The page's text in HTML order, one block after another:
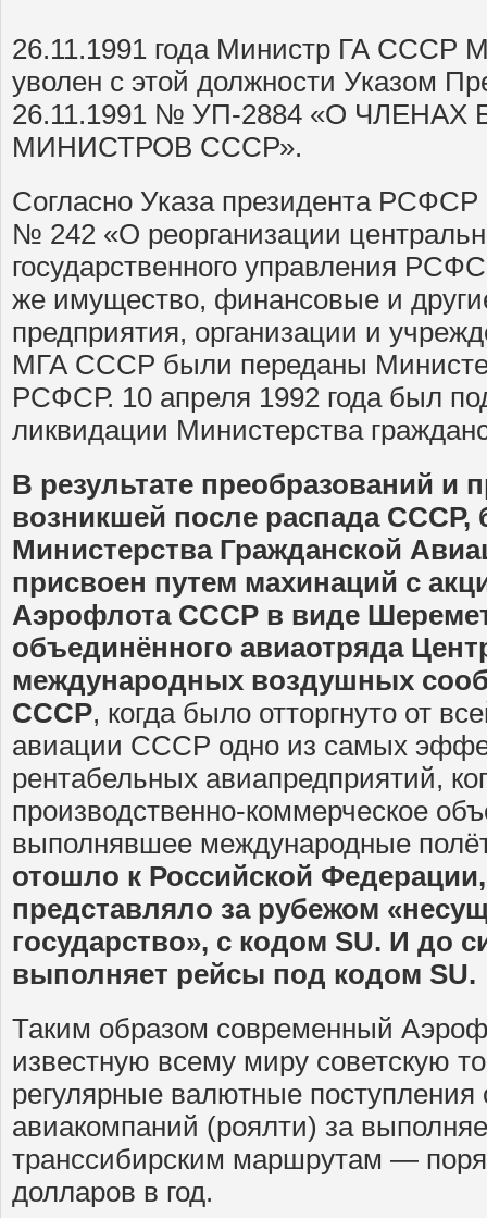
26.11.1991 года Министр ГА СССР
уволен с этой должности Указом
26.11.1991 № УП-2884 «О
МИНИСТРОВ СССР».
Согласно Указа президента РСФСР
№ 242 «О реорганизации
государственного управления
же имущество, финансовые и
предприятия, организации и
МГА СССР были переданы
РСФСР. 10 апреля 1992 года был
ликвидации Министерства
В результате преобразований и
возникшей после распада СССР,
Министерства Гражданской
присвоен путем махинаций с
Аэрофлота СССР в виде
объединённого авиаотряда
международных воздушных
СССР, когда было отторгнуто от
авиации СССР одно из самых
рентабельных авиапредприятий,
производственно-коммерческое
выполнявшее международные
отошло к Российской
представляло за рубежом
государство», с кодом SU. И до
выполняет рейсы под кодом SU.
Таким образом современный
известную всему миру советскую
регулярные валютные поступления
авиакомпаний (роялти) за
транссибирским маршрутам —
долларов в год.